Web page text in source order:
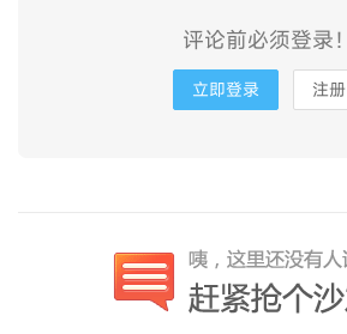
评论前必须登录！
立即登录 注册